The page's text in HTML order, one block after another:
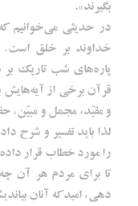
بگیرند».
در حدیثی می‌خوانیم
خداوند بر خلق است.
پاره‌های شب تاریک
قرآن برخی از
و مقیّد، مجمل و مبیّن،
لذا باید تفسیر و شرح
را مورد خطاب قرار
تا برای مردم هر آن
دهی، امید که آنان